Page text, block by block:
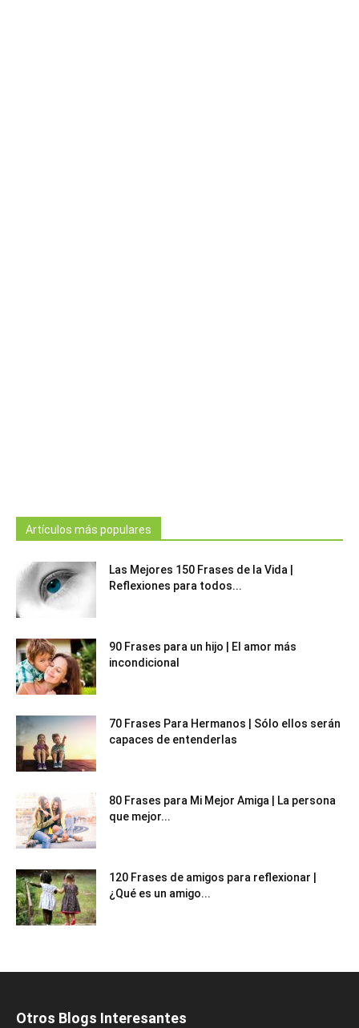
Artículos más populares
Las Mejores 150 Frases de la Vida |
Reflexiones para todos...
90 Frases para un hijo | El amor más
incondicional
70 Frases Para Hermanos | Sólo ellos serán
capaces de entenderlas
80 Frases para Mi Mejor Amiga | La persona
que mejor...
120 Frases de amigos para reflexionar |
¿Qué es un amigo...
Otros Blogs Interesantes